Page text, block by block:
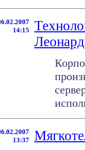
14:15
13:37